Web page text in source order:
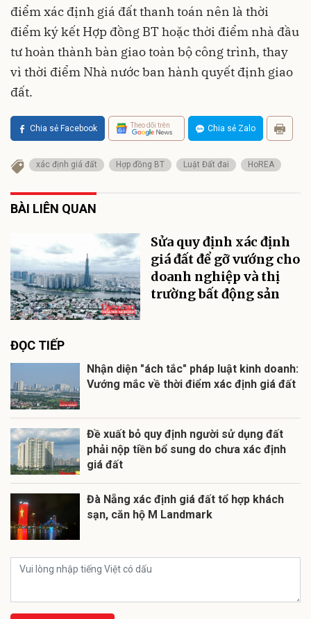
điểm xác định giá đất thanh toán nên là thời
điểm ký kết Hợp đồng BT hoặc thời điểm nhà đầu
tư hoàn thành bàn giao toàn bộ công trình, thay
vì thời điểm Nhà nước ban hành quyết định giao
đất.
Chia sẻ Facebook Theo dõi trên Chia sẻ Zalo
xác định giá đất Hợp đồng BT Luật Đất đai HoREA
BÀI LIÊN QUAN
Sửa quy định xác định
giá đất để gỡ vướng cho
doanh nghiệp và thị
trường bất động sản
ĐỌC TIẾP
Nhận diện "ách tắc" pháp luật kinh doanh:
Vướng mắc về thời điểm xác định giá đất
Đề xuất bỏ quy định người sử dụng đất
phải nộp tiền bổ sung do chưa xác định
giá đất
Đà Nẵng xác định giá đất tổ hợp khách
sạn, căn hộ M Landmark